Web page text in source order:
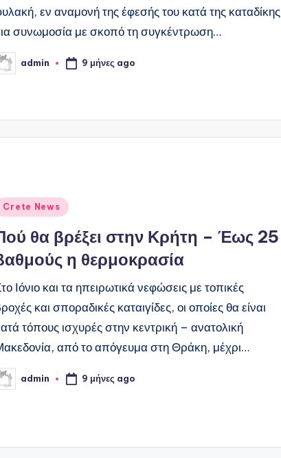
εν αναμονή της έφεσής του κατά της καταδίκης
συνωμοσία με σκοπό τη συγκέντρωση…
admin 9 μήνες ago
Crete News
θα βρέξει στην Κρήτη – Έως 25
η θερμοκρασία
Ιόνιο και τα ηπειρωτικά νεφώσεις με τοπικές
και σποραδικές καταιγίδες, οι οποίες θα είναι
τόπους ισχυρές στην κεντρική – ανατολική
από το απόγευμα στη Θράκη, μέχρι…
admin 9 μήνες ago